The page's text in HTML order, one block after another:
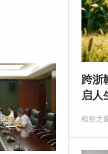
跨浙
启人
检察之